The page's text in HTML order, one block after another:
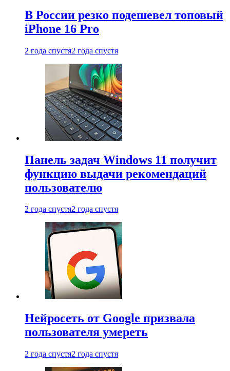
В России резко подешевел топовый
iPhone 16 Pro
2 года спустя2 года спустя
Панель задач Windows 11 получит
функцию выдачи рекомендаций
пользователю
2 года спустя2 года спустя
Нейросеть от Google призвала
пользователя умереть
2 года спустя2 года спустя